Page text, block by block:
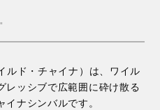
ド・チャイナ）は、ワイル
レッシブで広範囲に砕け散る
ナシンバルです。